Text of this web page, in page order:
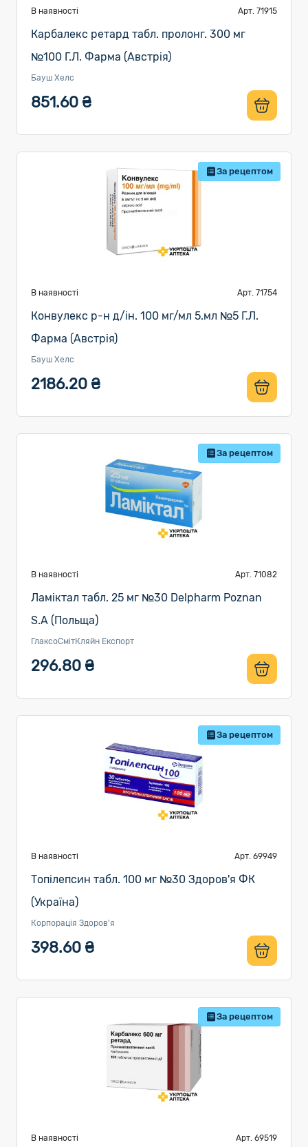
В наявності Арт. 71915
Карбалекс ретард табл. пролонг. 300 мг
№100 Г.Л. Фарма (Австрія)
Бауш Хелс
851.60 ₴
За рецептом
В наявності Арт. 71754
Конвулекс р-н д/ін. 100 мг/мл 5.мл №5 Г.Л.
Фарма (Австрія)
Бауш Хелс
2186.20 ₴
За рецептом
В наявності Арт. 71082
Ламіктал табл. 25 мг №30 Delpharm Poznan
S.A (Польща)
ГлаксоСмітКляйн Експорт
296.80 ₴
За рецептом
В наявності Арт. 69949
Топілепсин табл. 100 мг №30 Здоров'я ФК
(Україна)
Корпорація Здоров'я
398.60 ₴
За рецептом
В наявності Арт. 69519